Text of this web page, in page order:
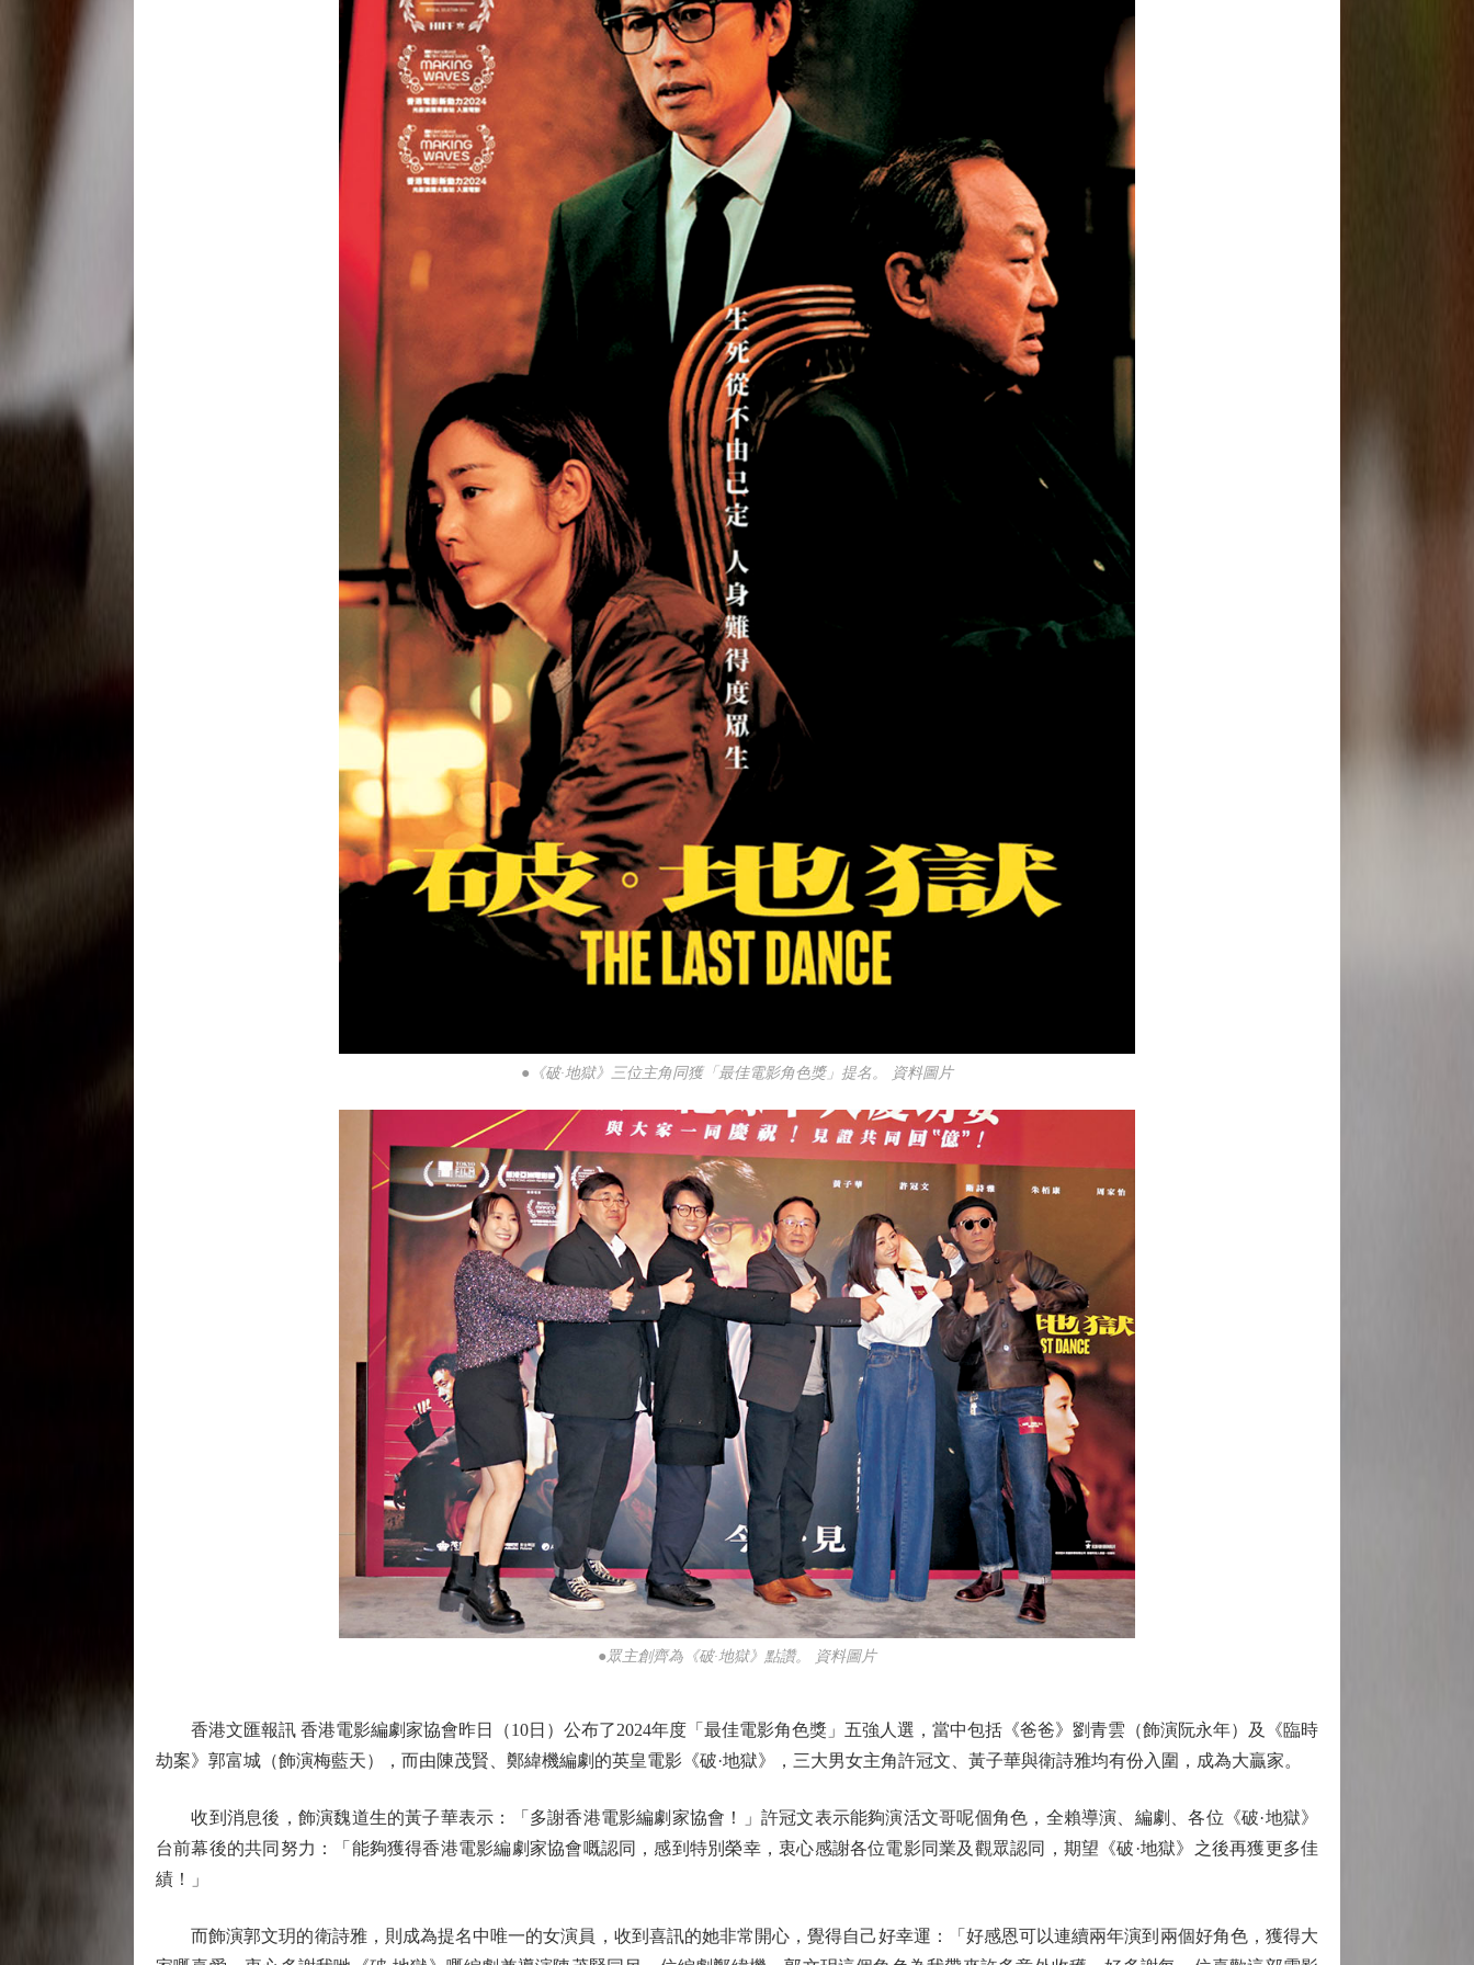
●《破·地獄》三位主角同獲「最佳電影角色獎」提名。 資料圖片
●眾主創齊為《破·地獄》點讚。 資料圖片
香港文匯報訊 香港電影編劇家協會昨日（10日）公布了2024年度「最佳電影角色獎」五強人選，當中包括《爸爸》劉青雲（飾演阮永年）及《臨時
劫案》郭富城（飾演梅藍天），而由陳茂賢、鄭緯機編劇的英皇電影《破·地獄》，三大男女主角許冠文、黃子華與衛詩雅均有份入圍，成為大贏家。
收到消息後，飾演魏道生的黃子華表示：「多謝香港電影編劇家協會！」許冠文表示能夠演活文哥呢個角色，全賴導演、編劇、各位《破·地獄》
台前幕後的共同努力：「能夠獲得香港電影編劇家協會嘅認同，感到特別榮幸，衷心感謝各位電影同業及觀眾認同，期望《破·地獄》之後再獲更多佳
績！」
而飾演郭文玥的衛詩雅，則成為提名中唯一的女演員，收到喜訊的她非常開心，覺得自己好幸運：「好感恩可以連續兩年演到兩個好角色，獲得大